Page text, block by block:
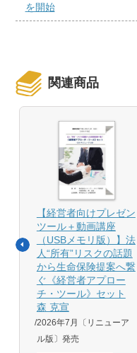
を開始
関連商品
【経営者向けプレゼン
ツール＋動画講座
（USBメモリ版）】法
人“所有”リスクの話題
から生命保険提案へ繋
ぐ《経営者アプロー
チ・ツール》セット
森 克宣
2026年7月〔リニューア
ル版〕発売